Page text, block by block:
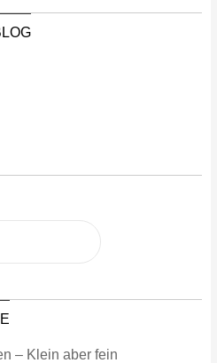
– Klein aber fein